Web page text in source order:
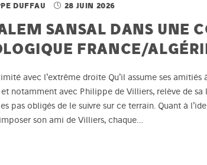
DUFFAU 28 JUIN 2026
SANSAL DANS UNE
FRANCE/
avec l’extrême droite Qu’il assume ses
notamment avec Philippe de Villiers, relève de sa
pas obligés de le suivre sur ce terrain. Quant à
son ami de Villiers, chaque…